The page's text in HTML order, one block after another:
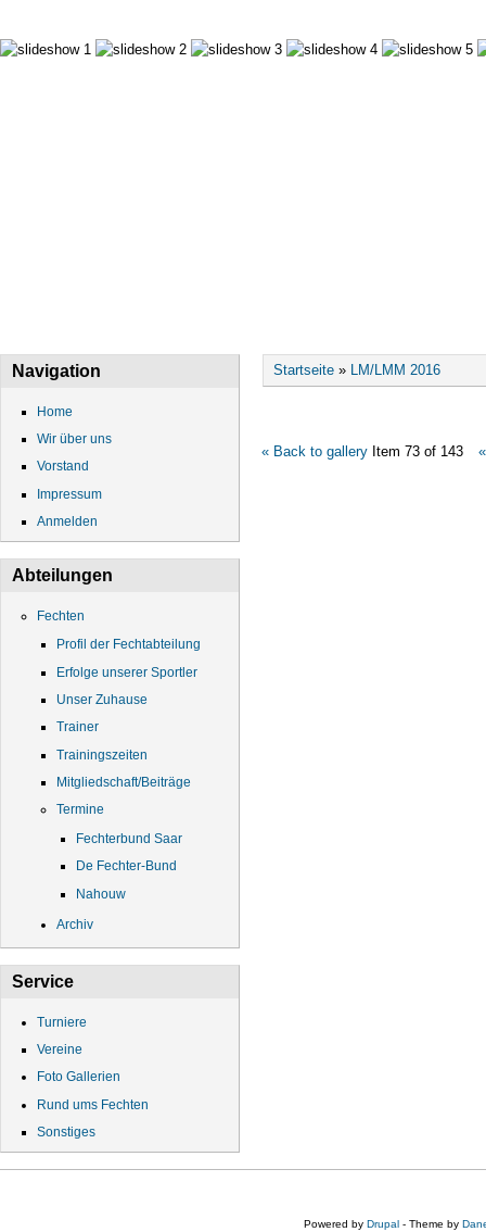
Navigation
Home
Wir über uns
Vorstand
Impressum
Anmelden
Abteilungen
Fechten
Profil der Fechtabteilung
Erfolge unserer Sportler
Unser Zuhause
Trainer
Trainingszeiten
Mitgliedschaft/Beiträge
Termine
Fechterbund Saar
De Fechter-Bund
Nahouw
Archiv
Service
Turniere
Vereine
Foto Gallerien
Rund ums Fechten
Sonstiges
Sie sind hier
Startseite » LM/LMM 2016
« Back to gallery Item 73 of 143
Powered byDrupal - Theme by